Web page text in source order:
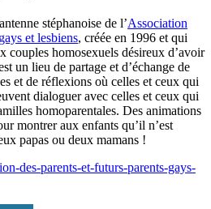
stéphanoise de l’Association
et lesbiens, créée en 1996 et qui
couples homosexuels désireux d’avoir
un lieu de partage et d’échange de
et de réflexions où celles et ceux qui
dialoguer avec celles et ceux qui
homoparentales. Des animations
montrer aux enfants qu’il n’est
papas ou deux mamans !